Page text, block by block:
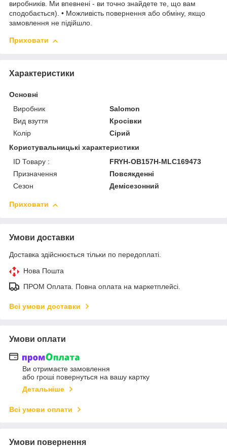
виробників. Ми впевнені - ви точно знайдете те, що вам
сподобається). • Можливість повернення або обміну, якщо
замовлення не підійшло.
Приховати
Характеристики
Основні
Виробник
Salomon
Вид взуття
Кросівки
Колір
Сірий
Користувальницькі характеристики
ID Товару :
FRYH-OB157H-MLC169473
Призначення
Повсякденні
Сезон
Демісезонний
Приховати
Умови доставки
Доставка здійснюється тільки по передоплаті.
Нова Пошта
ПРОМ Оплата. Повна оплата на маркетплейсі.
Всі умови доставки
Умови оплати
Ви отримаєте замовлення
або гроші повернуться на вашу картку
Детальніше
Всі умови оплати
Умови повернення